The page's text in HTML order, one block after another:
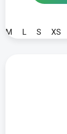
M L S XS